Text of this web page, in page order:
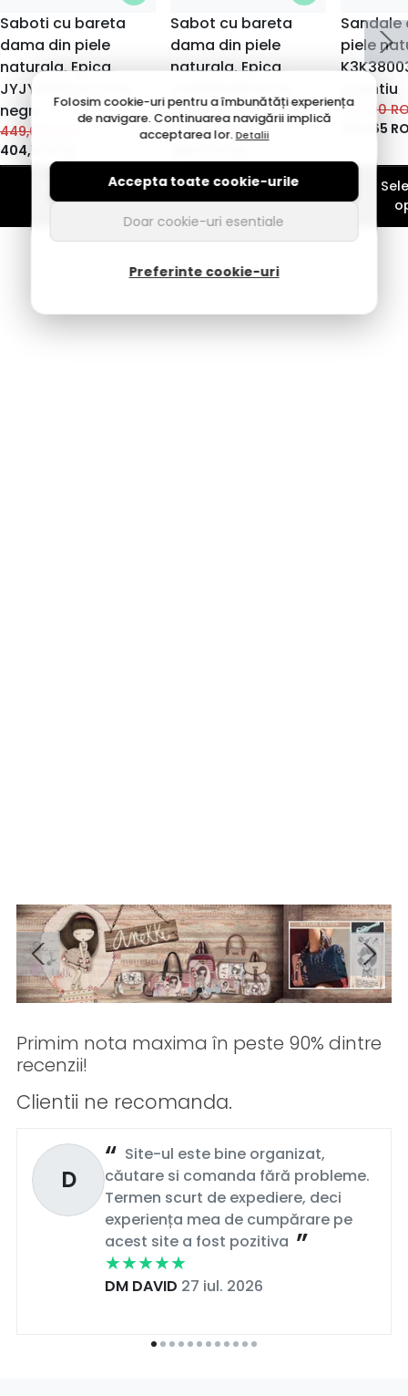
Saboti cu bareta
dama din piele
naturala, Epica
JYJY80002C 01-N,
negru
449,00
404,10
Selecteaza
optiuni
Sabot cu bareta
dama din piele
naturala, Epica
crem
429,00RON
Selecteaza
optiuni
Sandale
piele
argintiu
429,00
364,65
Folosim cookie-uri pentru a îmbunătăți experiența
de navigare. Continuarea navigării implică
acceptarea lor.Detalii
Accepta toate cookie-urile
Doar cookie-uri esentiale
Preferinte cookie-uri
Primim nota maxima în peste 90% dintre
recenzii!
Clientii ne recomanda.
D
Site-ul este bine organizat,
căutare si comanda fără probleme.
Termen scurt de expediere, deci
experiența mea de cumpărare pe
acest site a fost pozitiva
DM DAVID 27 iul. 2026